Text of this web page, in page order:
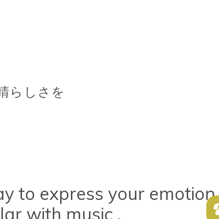
らしさを
to express your emotion.
with music .